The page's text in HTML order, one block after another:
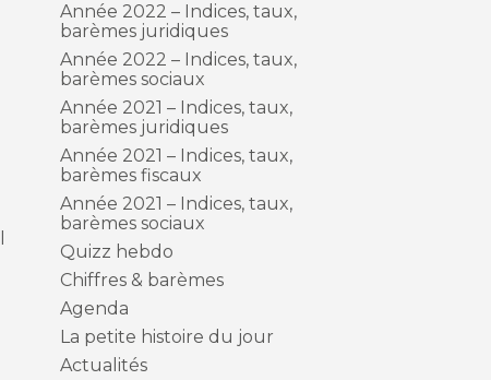
Année 2022 – Indices, taux,
barèmes juridiques
Année 2022 – Indices, taux,
barèmes sociaux
Année 2021 – Indices, taux,
barèmes juridiques
Année 2021 – Indices, taux,
barèmes fiscaux
Année 2021 – Indices, taux,
barèmes sociaux
Quizz hebdo
Chiffres & barèmes
Agenda
La petite histoire du jour
Actualités